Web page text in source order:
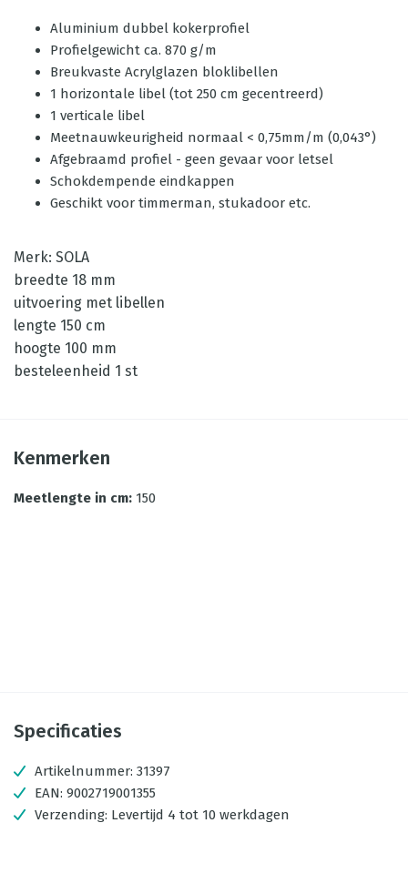
Aluminium dubbel kokerprofiel
Profielgewicht ca. 870 g/m
Breukvaste Acrylglazen bloklibellen
1 horizontale libel (tot 250 cm gecentreerd)
1 verticale libel
Meetnauwkeurigheid normaal < 0,75mm/m (0,043°)
Afgebraamd profiel - geen gevaar voor letsel
Schokdempende eindkappen
Geschikt voor timmerman, stukadoor etc.
Merk: SOLA
breedte 18 mm
uitvoering met libellen
lengte 150 cm
hoogte 100 mm
besteleenheid 1 st
Kenmerken
Meetlengte in cm: 150
Specificaties
Artikelnummer: 31397
EAN: 9002719001355
Verzending: Levertijd 4 tot 10 werkdagen